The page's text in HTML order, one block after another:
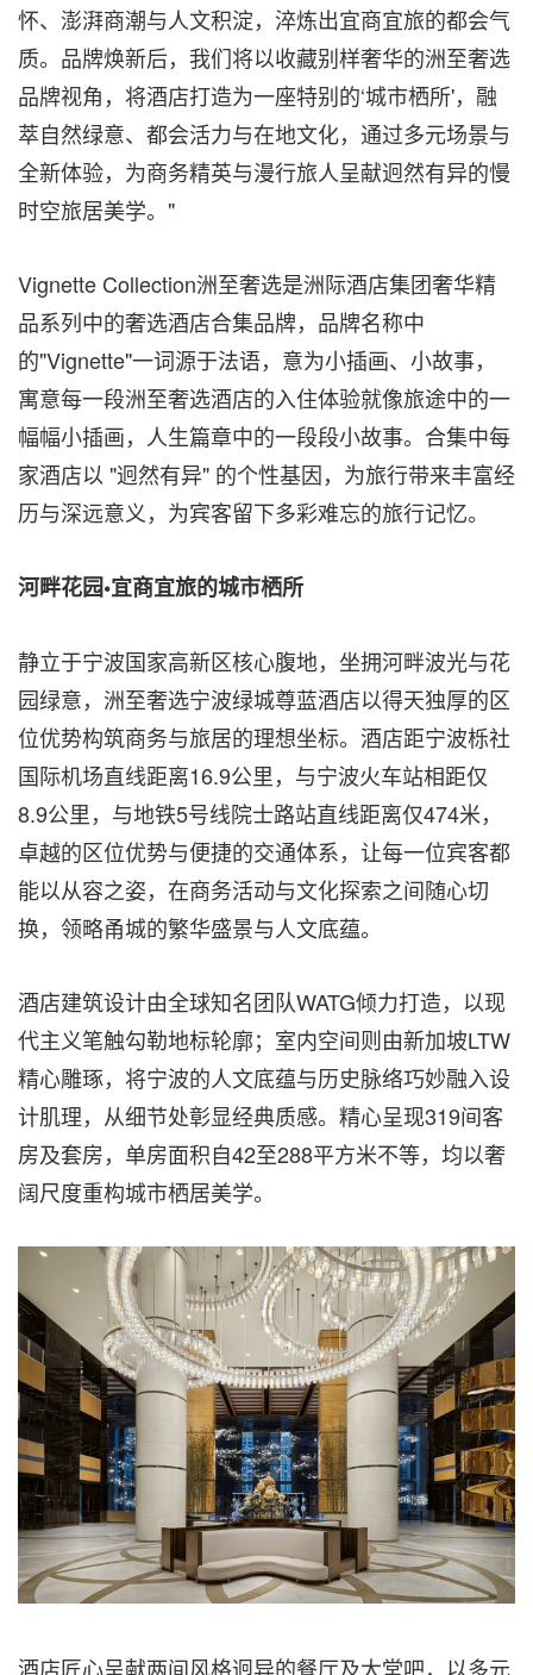
怀、澎湃商潮与人文积淀，淬炼出宜商宜旅的都会气
质。品牌焕新后，我们将以收藏别样奢华的洲至奢选
品牌视角，将酒店打造为一座特别的‘城市栖所'，融
萃自然绿意、都会活力与在地文化，通过多元场景与
全新体验，为商务精英与漫行旅人呈献迥然有异的慢
时空旅居美学。"
Vignette Collection洲至奢选是洲际酒店集团奢华精
品系列中的奢选酒店合集品牌，品牌名称中
的"Vignette"一词源于法语，意为小插画、小故事，
寓意每一段洲至奢选酒店的入住体验就像旅途中的一
幅幅小插画，人生篇章中的一段段小故事。合集中每
家酒店以 "迥然有异" 的个性基因，为旅行带来丰富经
历与深远意义，为宾客留下多彩难忘的旅行记忆。
河畔花园•宜商宜旅的城市栖所
静立于宁波国家高新区核心腹地，坐拥河畔波光与花
园绿意，洲至奢选宁波绿城尊蓝酒店以得天独厚的区
位优势构筑商务与旅居的理想坐标。酒店距宁波栎社
国际机场直线距离16.9公里，与宁波火车站相距仅
8.9公里，与地铁5号线院士路站直线距离仅474米，
卓越的区位优势与便捷的交通体系，让每一位宾客都
能以从容之姿，在商务活动与文化探索之间随心切
换，领略甬城的繁华盛景与人文底蕴。
酒店建筑设计由全球知名团队WATG倾力打造，以现
代主义笔触勾勒地标轮廓；室内空间则由新加坡LTW
精心雕琢，将宁波的人文底蕴与历史脉络巧妙融入设
计肌理，从细节处彰显经典质感。精心呈现319间客
房及套房，单房面积自42至288平方米不等，均以奢
阔尺度重构城市栖居美学。
酒店匠心呈献两间风格迥异的餐厅及大堂吧，以多元